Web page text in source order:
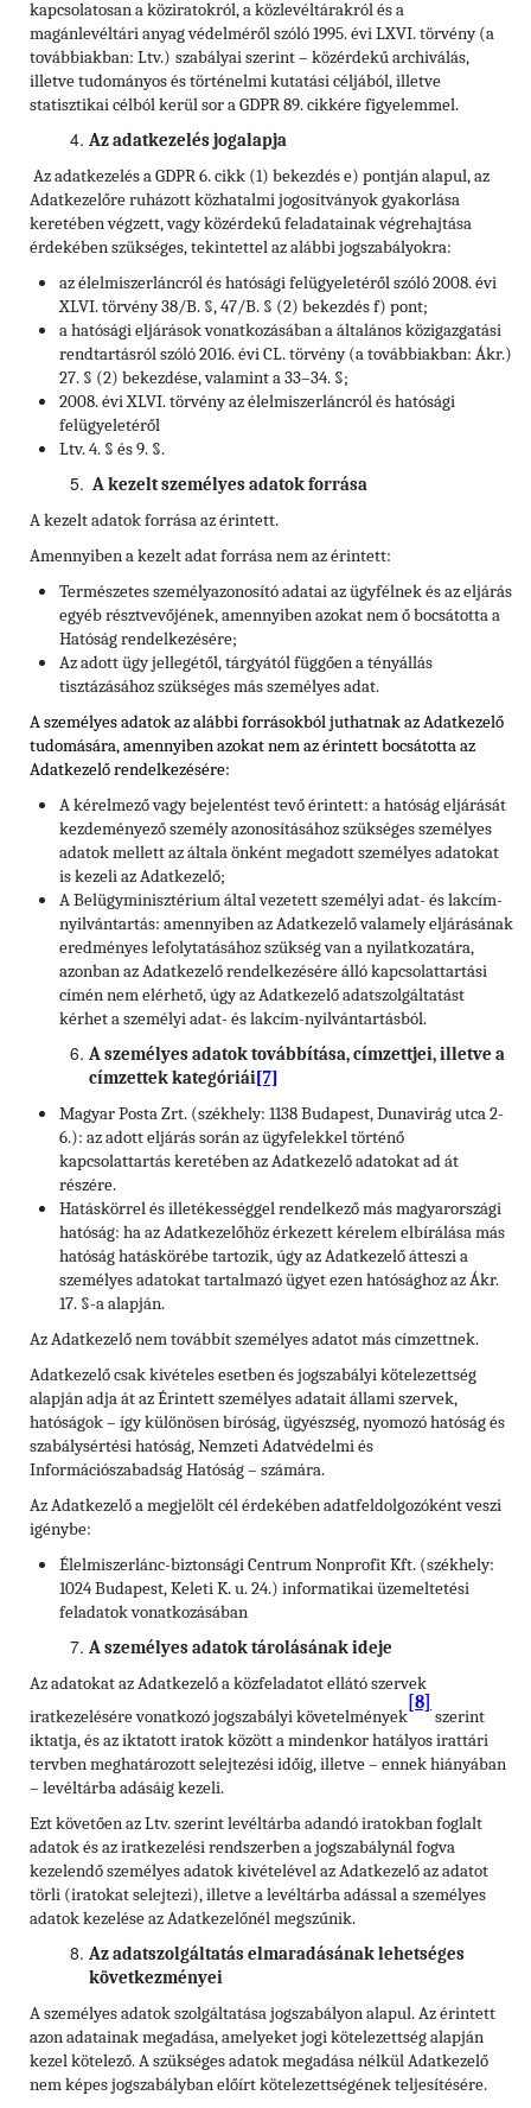
kapcsolatosan a köziratokról, a közlevéltárakról és a
magánlevéltári anyag védelméről szóló 1995. évi LXVI. törvény (a
továbbiakban: Ltv.) szabályai szerint – közérdekű archiválás,
illetve tudományos és történelmi kutatási céljából, illetve
statisztikai célból kerül sor a GDPR 89. cikkére figyelemmel.
Az adatkezelés jogalapja
Az adatkezelés a GDPR 6. cikk (1) bekezdés e) pontján alapul, az
Adatkezelőre ruházott közhatalmi jogosítványok gyakorlása
keretében végzett, vagy közérdekű feladatainak végrehajtása
érdekében szükséges, tekintettel az alábbi jogszabályokra:
az élelmiszerláncról és hatósági felügyeletéről szóló 2008. évi
XLVI. törvény 38/B. §, 47/B. § (2) bekezdés f) pont;
a hatósági eljárások vonatkozásában a általános közigazgatási
rendtartásról szóló 2016. évi CL. törvény (a továbbiakban: Ákr.)
27. § (2) bekezdése, valamint a 33–34. §;
2008. évi XLVI. törvény az élelmiszerláncról és hatósági
felügyeletéről
Ltv. 4. § és 9. §.
A kezelt személyes adatok forrása
A kezelt adatok forrása az érintett.
Amennyiben a kezelt adat forrása nem az érintett:
Természetes személyazonosító adatai az ügyfélnek és az eljárás
egyéb résztvevőjének, amennyiben azokat nem ő bocsátotta a
Hatóság rendelkezésére;
Az adott ügy jellegétől, tárgyától függően a tényállás
tisztázásához szükséges más személyes adat.
A személyes adatok az alábbi forrásokból juthatnak az Adatkezelő
tudomására, amennyiben azokat nem az érintett bocsátotta az
Adatkezelő rendelkezésére:
A kérelmező vagy bejelentést tevő érintett: a hatóság eljárását
kezdeményező személy azonosításához szükséges személyes
adatok mellett az általa önként megadott személyes adatokat
is kezeli az Adatkezelő;
A Belügyminisztérium által vezetett személyi adat- és lakcím-
nyilvántartás: amennyiben az Adatkezelő valamely eljárásának
eredményes lefolytatásához szükség van a nyilatkozatára,
azonban az Adatkezelő rendelkezésére álló kapcsolattartási
címén nem elérhető, úgy az Adatkezelő adatszolgáltatást
kérhet a személyi adat- és lakcím-nyilvántartásból.
A személyes adatok továbbítása, címzettjei, illetve a
címzettek kategóriái[7]
Magyar Posta Zrt. (székhely: 1138 Budapest, Dunavirág utca 2-
6.): az adott eljárás során az ügyfelekkel történő
kapcsolattartás keretében az Adatkezelő adatokat ad át
részére.
Hatáskörrel és illetékességgel rendelkező más magyarországi
hatóság: ha az Adatkezelőhöz érkezett kérelem elbírálása más
hatóság hatáskörébe tartozik, úgy az Adatkezelő átteszi a
személyes adatokat tartalmazó ügyet ezen hatósághoz az Ákr.
17. §-a alapján.
Az Adatkezelő nem továbbít személyes adatot más címzettnek.
Adatkezelő csak kivételes esetben és jogszabályi kötelezettség
alapján adja át az Érintett személyes adatait állami szervek,
hatóságok – így különösen bíróság, ügyészség, nyomozó hatóság és
szabálysértési hatóság, Nemzeti Adatvédelmi és
Információszabadság Hatóság – számára.
Az Adatkezelő a megjelölt cél érdekében adatfeldolgozóként veszi
igénybe:
Élelmiszerlánc-biztonsági Centrum Nonprofit Kft. (székhely:
1024 Budapest, Keleti K. u. 24.) informatikai üzemeltetési
feladatok vonatkozásában
A személyes adatok tárolásának ideje
Az adatokat az Adatkezelő a közfeladatot ellátó szervek
iratkezelésére vonatkozó jogszabályi követelmények
[8]
szerint
iktatja, és az iktatott iratok között a mindenkor hatályos irattári
tervben meghatározott selejtezési időig, illetve – ennek hiányában
– levéltárba adásáig kezeli.
Ezt követően az Ltv. szerint levéltárba adandó iratokban foglalt
adatok és az iratkezelési rendszerben a jogszabálynál fogva
kezelendő személyes adatok kivételével az Adatkezelő az adatot
törli (iratokat selejtezi), illetve a levéltárba adással a személyes
adatok kezelése az Adatkezelőnél megszűnik.
Az adatszolgáltatás elmaradásának lehetséges
következményei
A személyes adatok szolgáltatása jogszabályon alapul. Az érintett
azon adatainak megadása, amelyeket jogi kötelezettség alapján
kezel kötelező. A szükséges adatok megadása nélkül Adatkezelő
nem képes jogszabályban előírt kötelezettségének teljesítésére.